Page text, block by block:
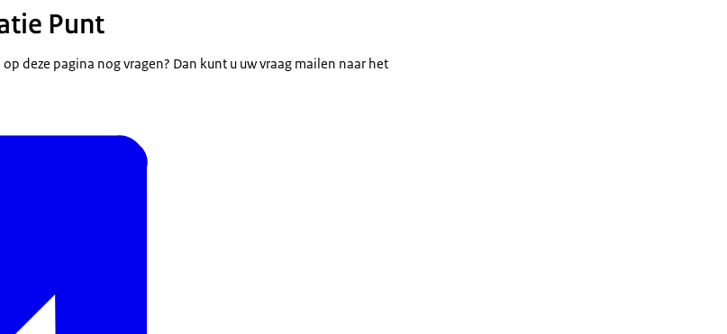
Punt
deze pagina nog vragen? Dan kunt u uw vraag mailen naar het